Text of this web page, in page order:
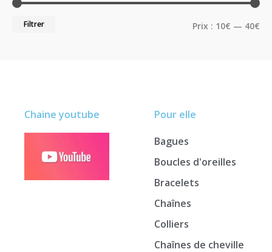
Filtrer Prix : 10€ — 40€
Pour elle
Bagues
Boucles d'oreilles
Bracelets
Chaînes
Colliers
Chaînes de cheville
Chaine youtube